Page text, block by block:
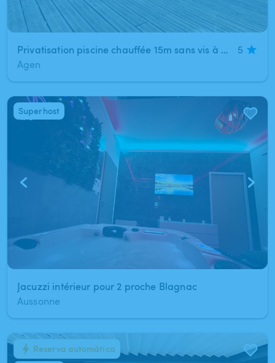
Privatisation piscine chauffée 15m sans vis à vis ＞＞＞ SKY House Agen + Option Jacuzzi Spa
5
Agen
1/9
Jacuzzi intérieur pour 2 proche Blagnac
Aussonne
Superhost
1/10Reserva automática